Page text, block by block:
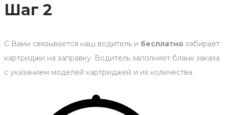
Шаг 2
С Вами связывается наш водитель и бесплатно забирает
картриджи на заправку. Водитель заполняет бланк заказа
с указанием моделей картриджей и их количества.